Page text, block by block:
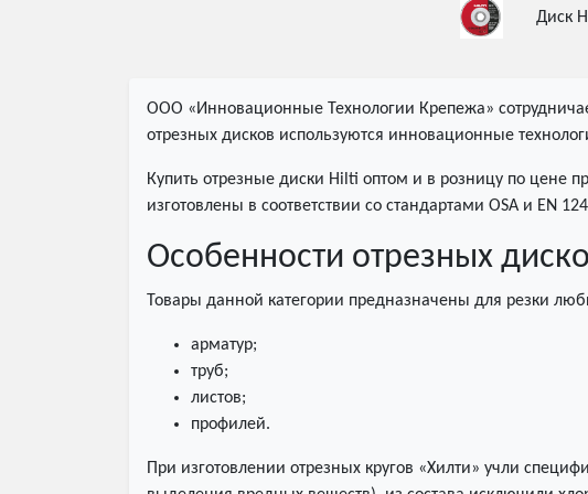
Диск
ООО «Инновационные Технологии Крепежа»
отрезных дисков используются инновационные
Купить отрезные диски Hilti оптом и в розницу по цене
изготовлены в соответствии со стандартами OSA и EN
Особенности отрезных
Товары данной категории предназначены для резки
арматур;
труб;
листов;
профилей.
При изготовлении отрезных кругов «Хилти» учли